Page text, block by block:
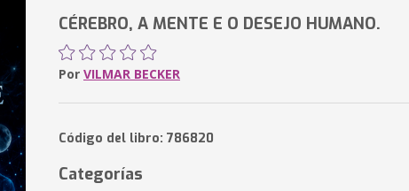
CÉREBRO, A MENTE E O DESEJO HUMANO.
Por VILMAR BECKER
Código del libro: 786820
Categorías